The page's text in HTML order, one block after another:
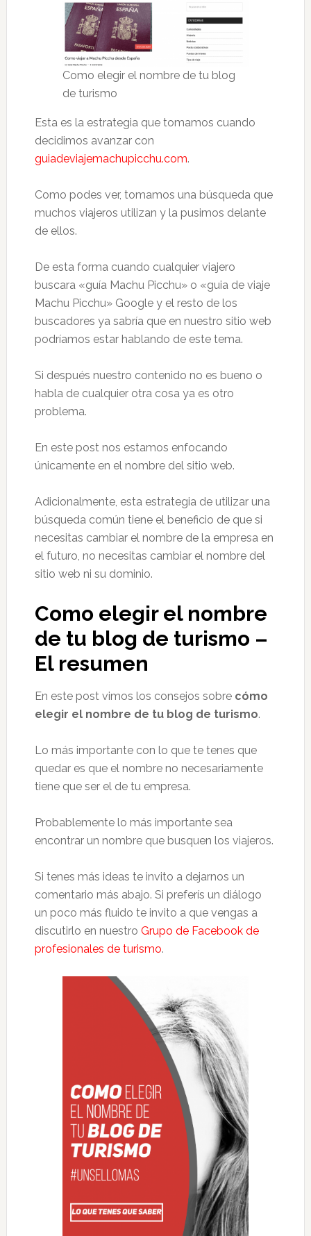
Como elegir el nombre de tu blog
de turismo
Esta es la estrategia que tomamos cuando
decidimos avanzar con
guiadeviajemachupicchu.com.
Como podes ver, tomamos una búsqueda que
muchos viajeros utilizan y la pusimos delante
de ellos.
De esta forma cuando cualquier viajero
buscara «guía Machu Picchu» o «guia de viaje
Machu Picchu» Google y el resto de los
buscadores ya sabría que en nuestro sitio web
podríamos estar hablando de este tema.
Si después nuestro contenido no es bueno o
habla de cualquier otra cosa ya es otro
problema.
En este post nos estamos enfocando
únicamente en el nombre del sitio web.
Adicionalmente, esta estrategia de utilizar una
búsqueda común tiene el beneficio de que si
necesitas cambiar el nombre de la empresa en
el futuro, no necesitas cambiar el nombre del
sitio web ni su dominio.
Como elegir el nombre
de tu blog de turismo –
El resumen
En este post vimos los consejos sobre cómo
elegir el nombre de tu blog de turismo.
Lo más importante con lo que te tenes que
quedar es que el nombre no necesariamente
tiene que ser el de tu empresa.
Probablemente lo más importante sea
encontrar un nombre que busquen los viajeros.
Si tenes más ideas te invito a dejarnos un
comentario más abajo. Si preferís un diálogo
un poco más fluido te invito a que vengas a
discutirlo en nuestro Grupo de Facebook de
profesionales de turismo.